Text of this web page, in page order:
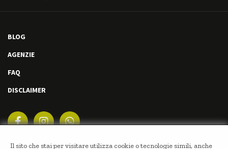
Il sito che stai per visitare utilizza cookie o tecnologie simili, anche
BLOG
AGENZIE
FAQ
DISCLAIMER